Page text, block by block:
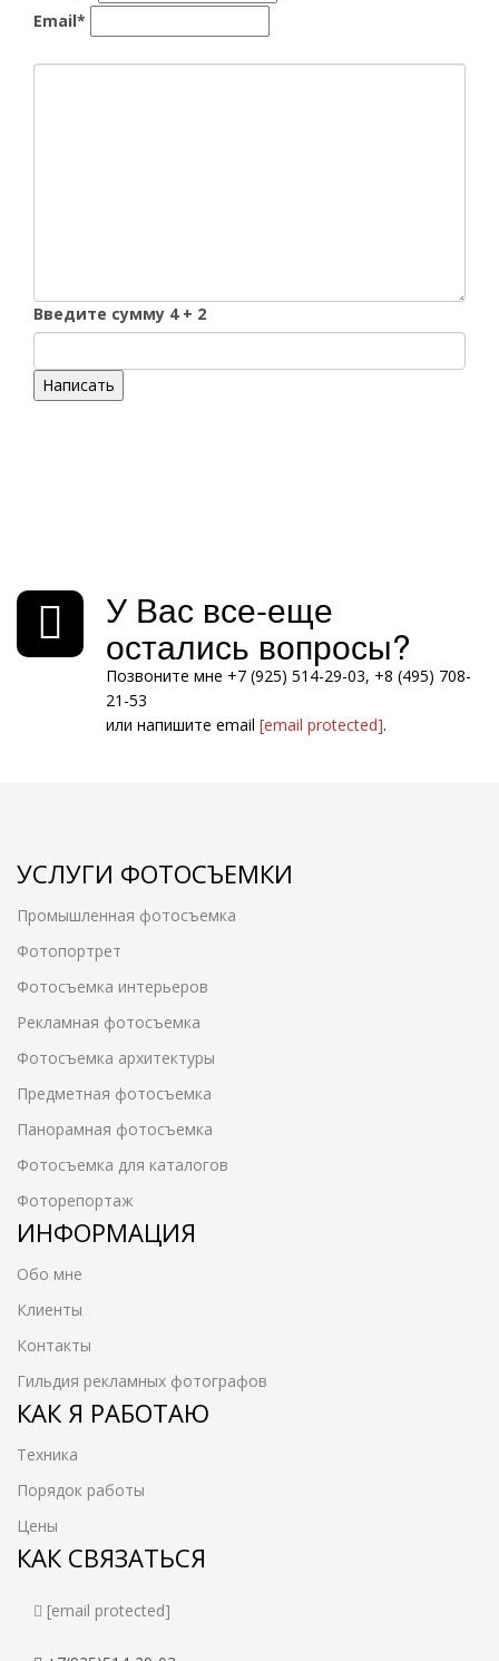
Email*
Введите сумму 4 + 2
Написать
У Вас все-еще
остались вопросы?
Позвоните мне +7 (925) 514-29-03, +8 (495) 708-
21-53
или напишите email [email protected].
УСЛУГИ ФОТОСЪЕМКИ
Промышленная фотосъемка
Фотопортрет
Фотосъемка интерьеров
Рекламная фотосъемка
Фотосъемка архитектуры
Предметная фотосъемка
Панорамная фотосъемка
Фотосъемка для каталогов
Фоторепортаж
ИНФОРМАЦИЯ
Обо мне
Клиенты
Контакты
Гильдия рекламных фотографов
КАК Я РАБОТАЮ
Техника
Порядок работы
Цены
КАК СВЯЗАТЬСЯ
[email protected]